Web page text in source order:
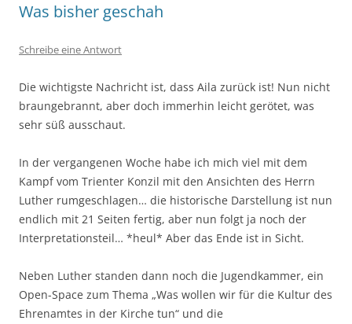
Was bisher geschah
Schreibe eine Antwort
Die wichtigste Nachricht ist, dass Aila zurück ist! Nun nicht
braungebrannt, aber doch immerhin leicht gerötet, was
sehr süß ausschaut.
In der vergangenen Woche habe ich mich viel mit dem
Kampf vom Trienter Konzil mit den Ansichten des Herrn
Luther rumgeschlagen… die historische Darstellung ist nun
endlich mit 21 Seiten fertig, aber nun folgt ja noch der
Interpretationsteil… *heul* Aber das Ende ist in Sicht.
Neben Luther standen dann noch die Jugendkammer, ein
Open-Space zum Thema „Was wollen wir für die Kultur des
Ehrenamtes in der Kirche tun“ und die